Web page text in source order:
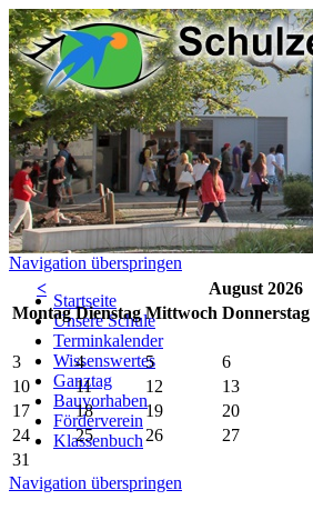
Navigation überspringen
Startseite
Unsere Schule
Terminkalender
Wissenswertes
Ganztag
Bauvorhaben
Förderverein
Klassenbuch
< August 2026
Montag Dienstag Mittwoch Donnerstag
3
4 5 6
10
11 12 13
17
18 19 20
24
25 26 27
31
Navigation überspringen